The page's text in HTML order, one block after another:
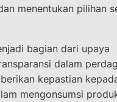
menentukan pilihan
bagian dari upaya
dalam
kepastian
mengonsumsi